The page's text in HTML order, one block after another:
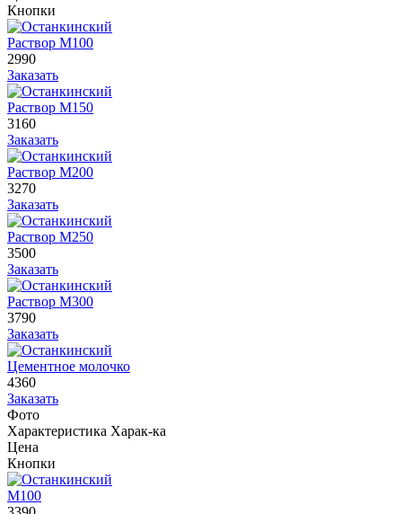
Кнопки
Раствор М100
2990
Заказать
Раствор М150
3160
Заказать
Раствор М200
3270
Заказать
Раствор М250
3500
Заказать
Раствор М300
3790
Заказать
Цементное молочко
4360
Заказать
Фото
Характеристика Харак-ка
Цена
Кнопки
М100